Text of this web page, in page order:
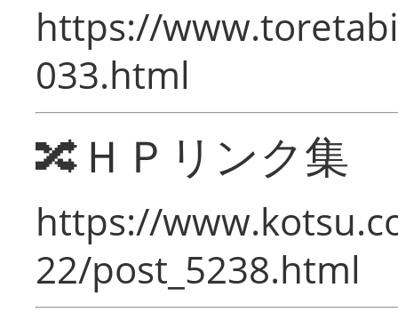
https://
033.html
🔀ＨＰリンク集
https://
22/post_5238.html